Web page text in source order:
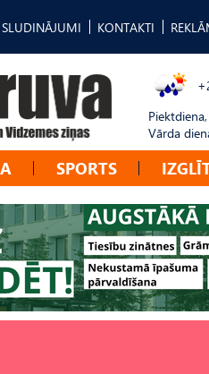
SLUDINĀJUMI KONTAKTI
Vārda
SPORTS